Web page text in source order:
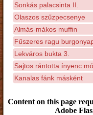
Sonkás palacsinta II.
Olaszos szűzpecsenye
Almás-mákos muffin
Fűszeres ragu
Lekváros bukta 3.
Sajtos rántotta ínyenc
Kanalas fánk másként
Content on this page
Adobe